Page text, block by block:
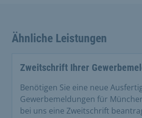
Ähnliche Leistungen
Zweitschrift Ihrer
Benötigen Sie eine neue
Gewerbemeldungen für
bei uns eine Zweitschrift